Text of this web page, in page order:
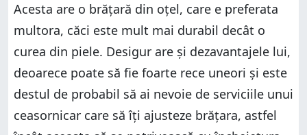
Acesta are o brățară din oțel, care e preferata
multora, căci este mult mai durabil decât o
curea din piele. Desigur are și dezavantajele lui,
deoarece poate să fie foarte rece uneori și este
destul de probabil să ai nevoie de serviciile unui
ceasornicar care să îți ajusteze brățara, astfel